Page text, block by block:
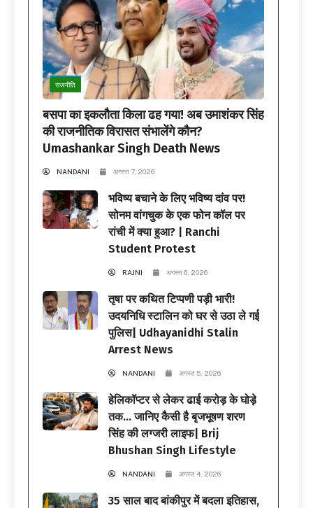
राजनीति
बसपा का इकलौता किला ढह गया! अब उमाशंकर सिंह
की राजनीतिक विरासत संभालेंगे कौन?
Umashankar Singh Death News
NANDANI अगस्त 7, 2026
भविष्य बचाने के लिए भविष्य दांव पर!
सोनम वांगचुक के एक फोन कॉल पर
रांची में क्या हुआ? | Ranchi
Student Protest
RAJNI अगस्त 6, 2026
तृषा पर कथित टिप्पणी पड़ी भारी!
उदयनिधि स्टालिन को घर से उठा ले गई
पुलिस| Udhayanidhi Stalin
Arrest News
NANDANI अगस्त 5, 2026
हेलिकॉप्टर से लेकर ढाई करोड़ के घोड़े
तक… जानिए कैसी है बृजभूषण शरण
सिंह की लग्जरी लाइफ| Brij
Bhushan Singh Lifestyle
NANDANI अगस्त 4, 2026
35 साल बाद बांकीपुर में बदला इतिहास,